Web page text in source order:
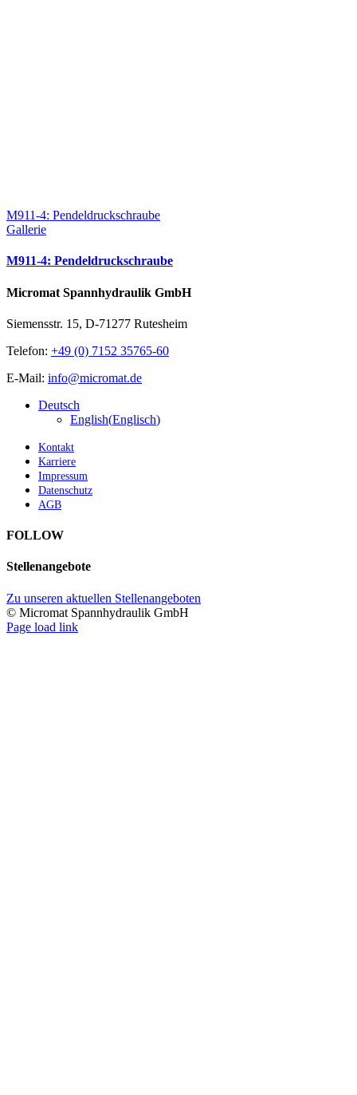
M911-4: Pendeldruckschraube
Gallerie
M911-4: Pendeldruckschraube
Micromat Spannhydraulik GmbH
Siemensstr. 15, D-71277 Rutesheim
Telefon: +49 (0) 7152 35765-60
E-Mail: info@micromat.de
Deutsch
English(Englisch)
Kontakt
Karriere
Impressum
Datenschutz
AGB
FOLLOW
Stellenangebote
Zu unseren aktuellen Stellenangeboten
© Micromat Spannhydraulik GmbH
Page load link